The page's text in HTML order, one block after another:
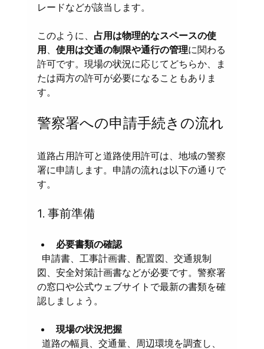
レードなどが該当します。
このように、 占用は物理的なスペースの使
用 、 使用は交通の制限や通行の管理に関わる
許可です。現場の状況に応じてどちらか、ま
たは両方の許可が必要になることもありま
す。
警察署への申請手続きの流れ
道路占用許可と道路使用許可は、地域の警察
署に申請します。申請の流れは以下の通りで
す。
1. 事前準備
必要書類の確認
図、安全対策計画書などが必要です。警察署
の窓口や公式ウェブサイトで最新の書類を確
認しましょう。
現場の状況把握